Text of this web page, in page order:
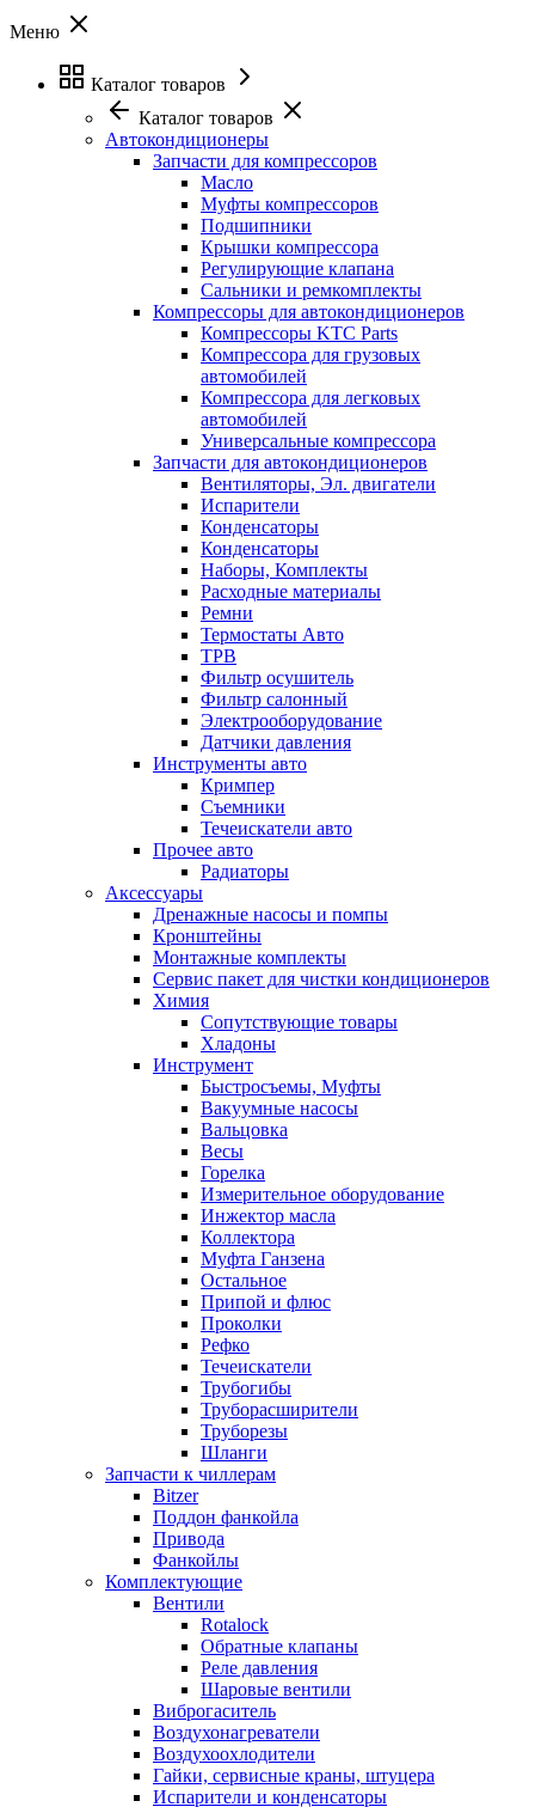
Меню
Каталог товаров
Каталог товаров
Автокондиционеры
Запчасти для компрессоров
Масло
Муфты компрессоров
Подшипники
Крышки компрессора
Регулирующие клапана
Сальники и ремкомплекты
Компрессоры для автокондиционеров
Компрессоры KTC Parts
Компрессора для грузовых
автомобилей
Компрессора для легковых
автомобилей
Универсальные компрессора
Запчасти для автокондиционеров
Вентиляторы, Эл. двигатели
Испарители
Конденсаторы
Конденсаторы
Наборы, Комплекты
Расходные материалы
Ремни
Термостаты Авто
ТРВ
Фильтр осушитель
Фильтр салонный
Электрооборудование
Датчики давления
Инструменты авто
Кримпер
Съемники
Течеискатели авто
Прочее авто
Радиаторы
Аксессуары
Дренажные насосы и помпы
Кронштейны
Монтажные комплекты
Сервис пакет для чистки кондиционеров
Химия
Сопутствующие товары
Хладоны
Инструмент
Быстросъемы, Муфты
Вакуумные насосы
Вальцовка
Весы
Горелка
Измерительное оборудование
Инжектор масла
Коллектора
Муфта Ганзена
Остальное
Припой и флюс
Проколки
Рефко
Течеискатели
Трубогибы
Труборасширители
Труборезы
Шланги
Запчасти к чиллерам
Bitzer
Поддон фанкойла
Привода
Фанкойлы
Комплектующие
Вентили
Rotalock
Обратные клапаны
Реле давления
Шаровые вентили
Виброгаситель
Воздухонагреватели
Воздухоохлодители
Гайки, сервисные краны, штуцера
Испарители и конденсаторы